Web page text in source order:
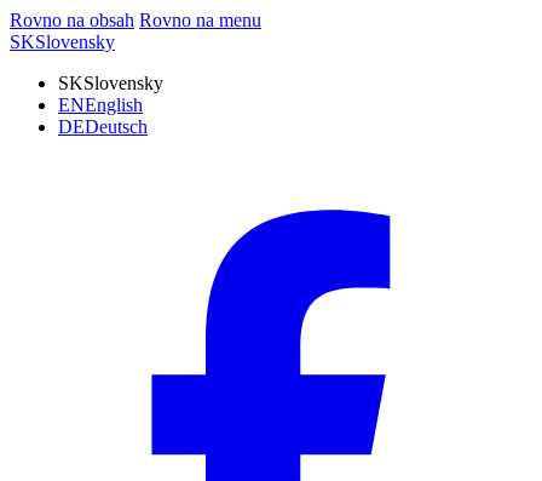
Rovno na obsah Rovno na menu
SKSlovensky
SKSlovensky
ENEnglish
DEDeutsch